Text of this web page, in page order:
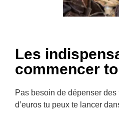
Les
commencer
Pas besoin de dépenser
d’euros tu peux te lancer